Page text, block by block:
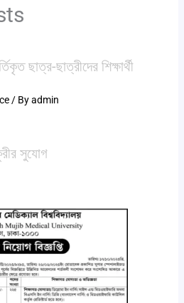
ছাত্র-ছাত্রীদের শিক্ষার্থী
/ Byadmin
সুযোগ